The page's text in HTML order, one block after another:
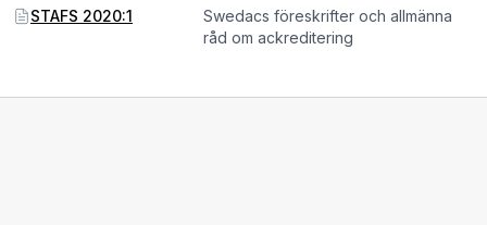
STAFS 2020:1
Swedacs föreskrifter och allmänna
råd om ackreditering